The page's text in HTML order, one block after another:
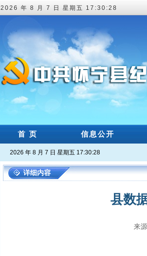
2026 年 8 月 7 日 星期五 17:30:29
首 页 信息公开
2026 年 8 月 7 日 星期五 17:30:29
详细内容
县数
来